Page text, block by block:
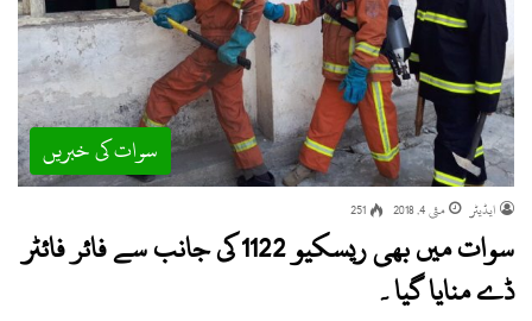
سوات کی خبریں
ایڈیٹر مئی 4, 2018 251
سوات میں بھی ریسکیو 1122 کی جانب سے فائر فائٹر
ڈے منایا گیا۔